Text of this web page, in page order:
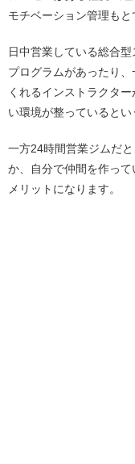
モチベーション管理もと
日中営業している総合型
プログラムがあったり
くれるインストラクタ
い環境が整っている とい
一方24時間営業ジムだ
か、自分で仲間を作っ
メリットになります。